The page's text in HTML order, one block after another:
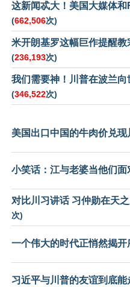
这新闻忒大！美国大媒体
(662,506次)
米开朗基罗这幅巨作提醒教
(236,193次)
我们需要神！川普在波兰向
(346,522次)
美国出口中国的牛肉价兑现
小笑话：江与老婆当他们面
对比川习讲话 习仲勋在天
次)
一个伟大的时代正悄然揭开
习近平与川普的友谊到底能